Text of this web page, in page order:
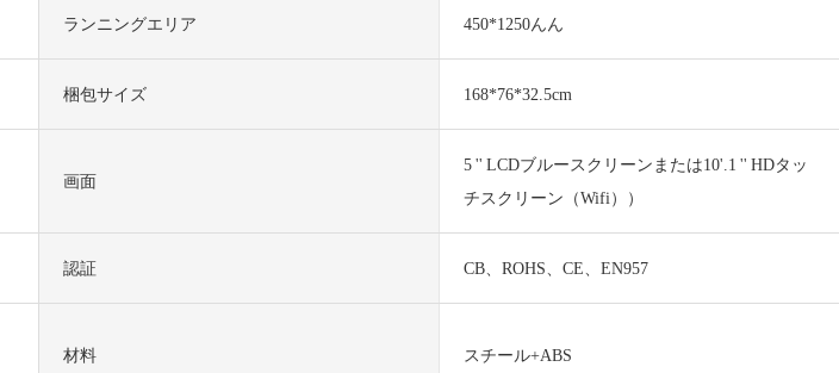
ランニングエリア 450*1250んん
梱包サイズ 168*76*32.5cm
画面
5 '' LCDブルースクリーンまたは10'.1 '' HDタッ
チスクリーン（Wifi））
認証 CB、ROHS、CE、EN957
材料 スチール+ABS